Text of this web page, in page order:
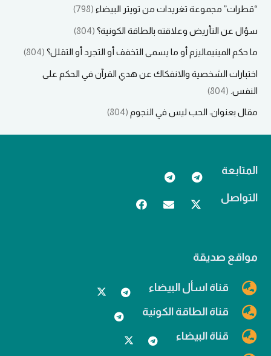
“قطرات” مجموعة تغريدات من تويتر البيضاء (798)
سؤال عن التأريض وعلاقته بالطاقة الكونية؟ (804)
ما حكم المينيماليزم أو ما يسمى التخفف أو التجرد أو التقلل؟ (804)
اختبارات الشخصية والانفكاك عن هدي القرآن في الحكم على
النفس. (804)
مقال بعنوان: الحب ليس في النجوم (804)
المتابعة
التواصل
مواقع صديقة
قناة اسأل البيضاء
قناة الطاقة الكونية
قناة البيضاء